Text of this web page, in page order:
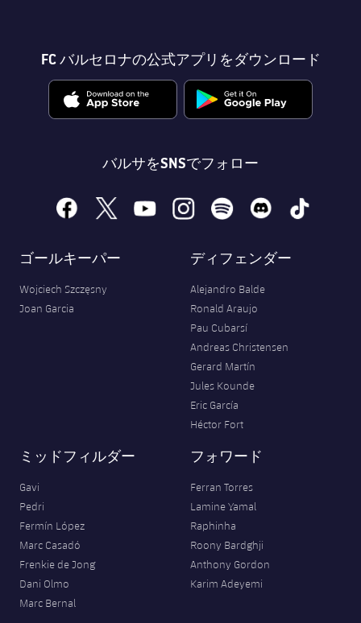
FC バルセロナの公式アプリをダウンロード
バルサをSNSでフォロー
facebook
x youtubeinstagramspotify discord tiktok
ゴールキーパー
Wojciech Szczęsny
Joan Garcia
ディフェンダー
Alejandro Balde
Ronald Araujo
Pau Cubarsí
Andreas Christensen
Gerard Martín
Jules Kounde
Eric García
Héctor Fort
ミッドフィルダー
Gavi
Pedri
Fermín López
Marc Casadó
Frenkie de Jong
Dani Olmo
Marc Bernal
フォワード
Ferran Torres
Lamine Yamal
Raphinha
Roony Bardghji
Anthony Gordon
Karim Adeyemi